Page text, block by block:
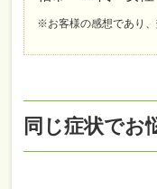
※お客様の感想であり、
同じ症状でお